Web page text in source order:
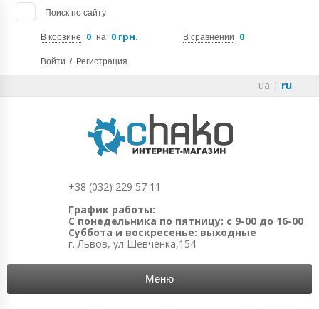
Поиск по сайту
В корзине 0 на 0 грн. В сравнении 0
Войти / Регистрация
ua | ru
+38 (032) 229 57 11
График работы:
С понедельника по пятницу: с 9-00 до 16-00
Суббота и воскресенье: выходные
г. Львов, ул Шевченка,154
Меню